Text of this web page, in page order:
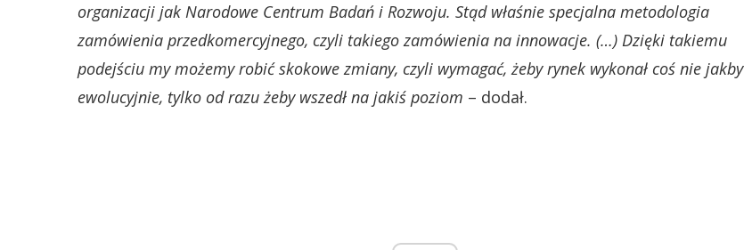
organizacji jak Narodowe Centrum Badań i Rozwoju. Stąd właśnie specjalna metodologia
zamówienia przedkomercyjnego, czyli takiego zamówienia na innowacje. (…) Dzięki takiemu
podejściu my możemy robić skokowe zmiany, czyli wymagać, żeby rynek wykonał coś nie jakby
ewolucyjnie, tylko od razu żeby wszedł na jakiś poziom – dodał.